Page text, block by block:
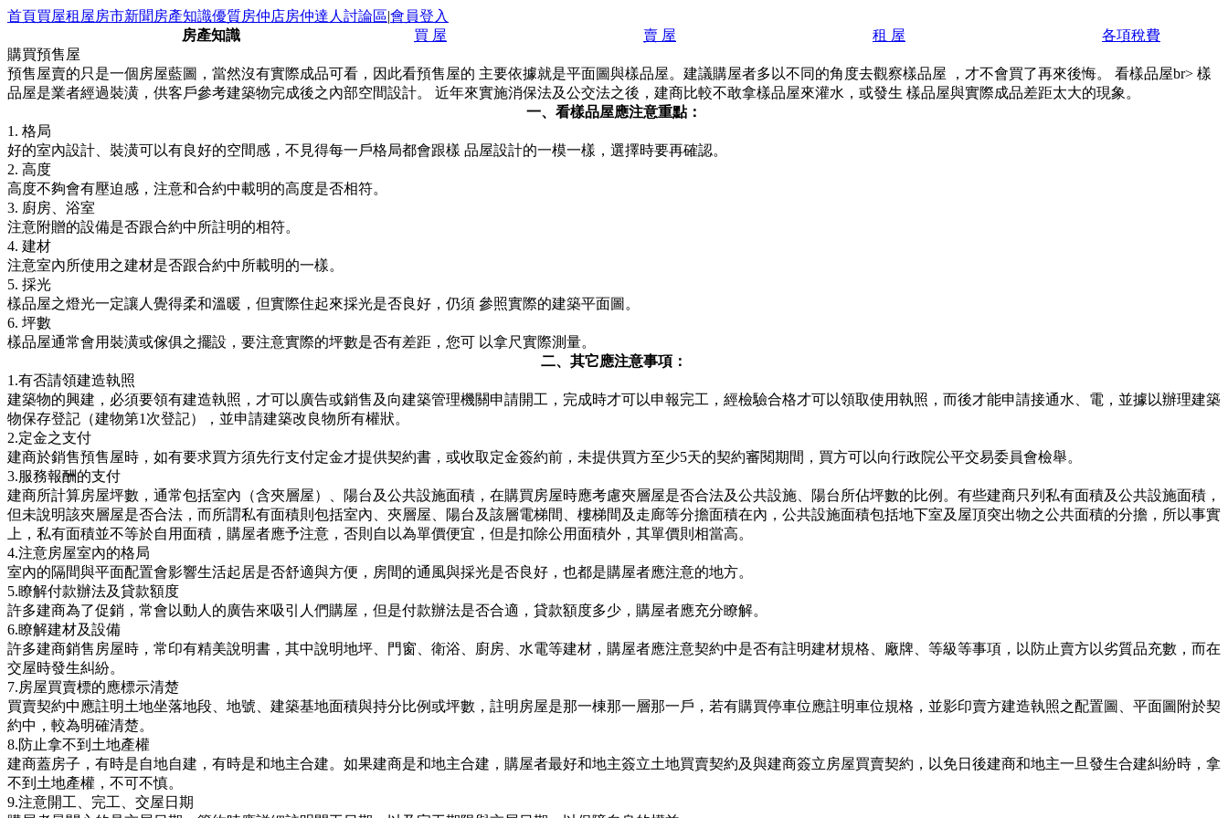
首頁買屋租屋房市新聞 房產知識優質房仲店房仲達人 討論區|會員登入
房產知識
買 屋 賣 屋 租 屋
各項稅費
購買預售屋
預售屋賣的只是一個房屋藍圖，當然沒有實際成品可看，因此看預售屋的 主要依據就是平面圖與樣品屋。建議購屋者多以不同的角度去觀察樣品屋 ，才不會買了再來後悔。 看樣品屋br> 樣
品屋是業者經過裝潢，供客戶參考建築物完成後之內部空間設計。 近年來實施消保法及公交法之後，建商比較不敢拿樣品屋來灌水，或發生 樣品屋與實際成品差距太大的現象。
一、看樣品屋應注意重點：
1. 格局
好的室內設計、裝潢可以有良好的空間感，不見得每一戶格局都會跟樣 品屋設計的一模一樣，選擇時要再確認。
2. 高度
高度不夠會有壓迫感，注意和合約中載明的高度是否相符。
3. 廚房、浴室
注意附贈的設備是否跟合約中所註明的相符。
4. 建材
注意室內所使用之建材是否跟合約中所載明的一樣。
5. 採光
樣品屋之燈光一定讓人覺得柔和溫暖，但實際住起來採光是否良好，仍須 參照實際的建築平面圖。
6. 坪數
樣品屋通常會用裝潢或傢俱之擺設，要注意實際的坪數是否有差距，您可 以拿尺實際測量。
二、其它應注意事項：
1.有否請領建造執照
建築物的興建，必須要領有建造執照，才可以廣告或銷售及向建築管理機關申請開工，完成時才可以申報完工，經檢驗合格才可以領取使用執照，而後才能申請接通水、電，並據以辦理建築
物保存登記（建物第1次登記），並申請建築改良物所有權狀。
2.定金之支付
建商於銷售預售屋時，如有要求買方須先行支付定金才提供契約書，或收取定金簽約前，未提供買方至少5天的契約審閱期間，買方可以向行政院公平交易委員會檢舉。
3.服務報酬的支付
建商所計算房屋坪數，通常包括室內（含夾層屋）、陽台及公共設施面積，在購買房屋時應考慮夾層屋是否合法及公共設施、陽台所佔坪數的比例。有些建商只列私有面積及公共設施面積，
但未說明該夾層屋是否合法，而所謂私有面積則包括室內、夾層屋、陽台及該層電梯間、樓梯間及走廊等分擔面積在內，公共設施面積包括地下室及屋頂突出物之公共面積的分擔，所以事實
上，私有面積並不等於自用面積，購屋者應予注意，否則自以為單價便宜，但是扣除公用面積外，其單價則相當高。
4.注意房屋室內的格局
室內的隔間與平面配置會影響生活起居是否舒適與方便，房間的通風與採光是否良好，也都是購屋者應注意的地方。
5.瞭解付款辦法及貸款額度
許多建商為了促銷，常會以動人的廣告來吸引人們購屋，但是付款辦法是否合適，貸款額度多少，購屋者應充分瞭解。
6.瞭解建材及設備
許多建商銷售房屋時，常印有精美說明書，其中說明地坪、門窗、衛浴、廚房、水電等建材，購屋者應注意契約中是否有註明建材規格、廠牌、等級等事項，以防止賣方以劣質品充數，而在
交屋時發生糾紛。
7.房屋買賣標的應標示清楚
買賣契約中應註明土地坐落地段、地號、建築基地面積與持分比例或坪數，註明房屋是那一棟那一層那一戶，若有購買停車位應註明車位規格，並影印賣方建造執照之配置圖、平面圖附於契
約中，較為明確清楚。
8.防止拿不到土地產權
建商蓋房子，有時是自地自建，有時是和地主合建。如果建商是和地主合建，購屋者最好和地主簽立土地買賣契約及與建商簽立房屋買賣契約，以免日後建商和地主一旦發生合建糾紛時，拿
不到土地產權，不可不慎。
9.注意開工、完工、交屋日期